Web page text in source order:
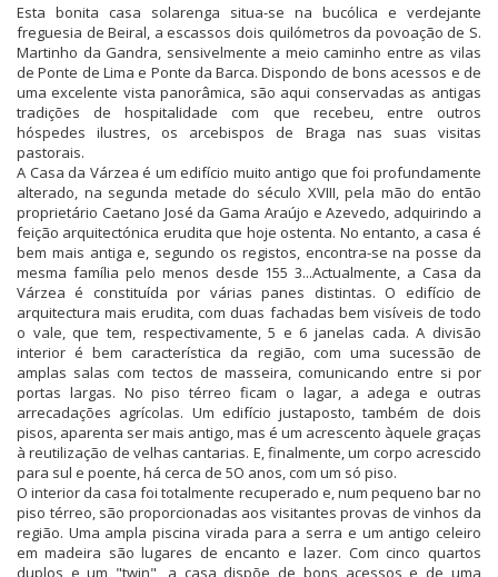
Esta bonita casa solarenga situa-se na bucólica e verdejante
freguesia de Beiral, a escassos dois quilómetros da povoação de S.
Martinho da Gandra, sensivelmente a meio caminho entre as vilas
de Ponte de Lima e Ponte da Barca. Dispondo de bons acessos e de
uma excelente vista panorâmica, são aqui conservadas as antigas
tradições de hospitalidade com que recebeu, entre outros
hóspedes ilustres, os arcebispos de Braga nas suas visitas
pastorais.
A Casa da Várzea é um edifício muito antigo que foi profundamente
alterado, na segunda metade do século XVIII, pela mão do então
proprietário Caetano José da Gama Araújo e Azevedo, adquirindo a
feição arquitectónica erudita que hoje ostenta. No entanto, a casa é
bem mais antiga e, segundo os registos, encontra-se na posse da
mesma família pelo menos desde 155 3...Actualmente, a Casa da
Várzea é constituída por várias panes distintas. O edifício de
arquitectura mais erudita, com duas fachadas bem visíveis de todo
o vale, que tem, respectivamente, 5 e 6 janelas cada. A divisão
interior é bem característica da região, com uma sucessão de
amplas salas com tectos de masseira, comunicando entre si por
portas largas. No piso térreo ficam o lagar, a adega e outras
arrecadações agrícolas. Um edifício justaposto, também de dois
pisos, aparenta ser mais antigo, mas é um acrescento àquele graças
à reutilização de velhas cantarias. E, finalmente, um corpo acrescido
para sul e poente, há cerca de 5O anos, com um só piso.
O interior da casa foi totalmente recuperado e, num pequeno bar no
piso térreo, são proporcionadas aos visitantes provas de vinhos da
região. Uma ampla piscina virada para a serra e um antigo celeiro
em madeira são lugares de encanto e lazer. Com cinco quartos
duplos e um "twin", a casa dispõe de bons acessos e de uma